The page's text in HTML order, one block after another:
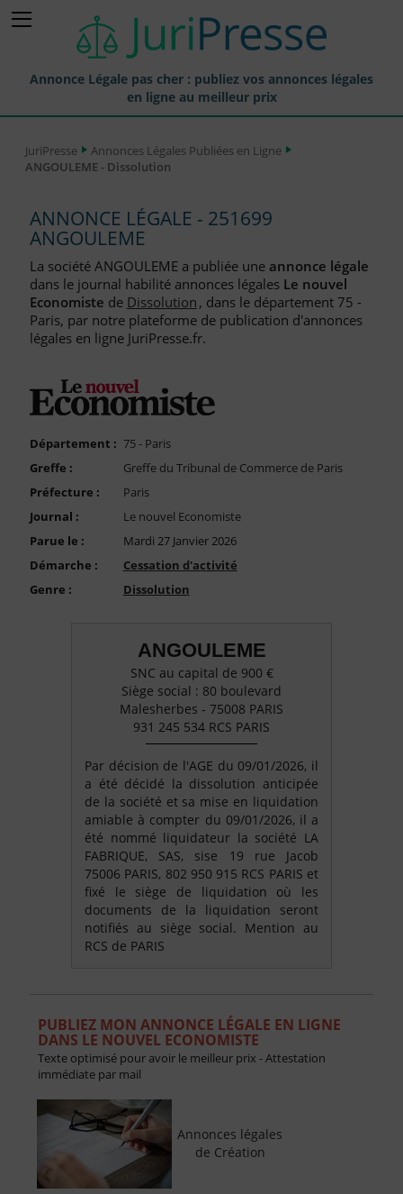
Annonce Légale pas cher : publiez vos annonces légales
en ligne au meilleur prix
Annonces Légales Publiées
Journaux Habilités (JAL) Annonces Légales
Départements pour la Publication d'Annonces Légales
Liste des Greffes
Liste des CCI
FAQ
Nous Contacter
Compte PRO
JuriPresse
Annonces Légales Publiées en Ligne
ANGOULEME - Dissolution
ANNONCE LÉGALE - 251699
ANGOULEME
La société ANGOULEME a publiée une annonce légale
dans le journal habilité annonces légales Le nouvel
Economiste de Dissolution, dans le département 75 -
Paris, par notre plateforme de publication d'annonces
légales en ligne JuriPresse.fr.
Département : 75 - Paris
Greffe :
Greffe du Tribunal de Commerce de Paris
Préfecture :
Paris
Journal :
Le nouvel Economiste
Parue le :
Mardi 27 Janvier 2026
Démarche :
Cessation d'activité
Genre :
Dissolution
ANGOULEME
SNC au capital de 900 €
Siège social : 80 boulevard
Malesherbes - 75008 PARIS
931 245 534 RCS PARIS
Par décision de l'AGE du 09/01/2026, il
a été décidé la dissolution anticipée
de la société et sa mise en liquidation
amiable à compter du 09/01/2026, il a
été nommé liquidateur la société LA
FABRIQUE, SAS, sise 19 rue Jacob
75006 PARIS, 802 950 915 RCS PARIS et
fixé le siège de liquidation où les
documents de la liquidation seront
notifiés au siège social. Mention au
RCS de PARIS
PUBLIEZ MON ANNONCE LÉGALE EN LIGNE
DANS LE NOUVEL ECONOMISTE
Texte optimisé pour avoir le meilleur prix - Attestation
immédiate par mail
Annonces légales
de Création